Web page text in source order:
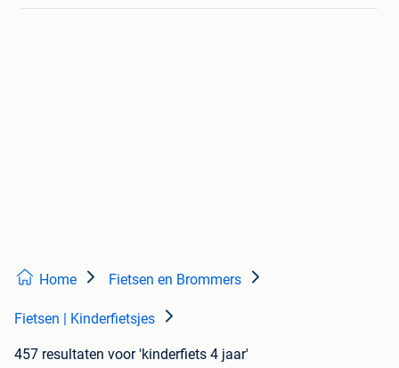
Home Fietsen en Brommers
Fietsen | Kinderfietsjes
457 resultaten voor 'kinderfiets 4 jaar'